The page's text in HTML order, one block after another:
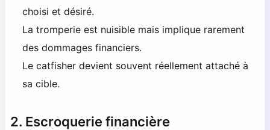
choisi et désiré.
La tromperie est nuisible mais implique rarement
des dommages financiers.
Le catfisher devient souvent réellement attaché à
sa cible.
2. Escroquerie financière